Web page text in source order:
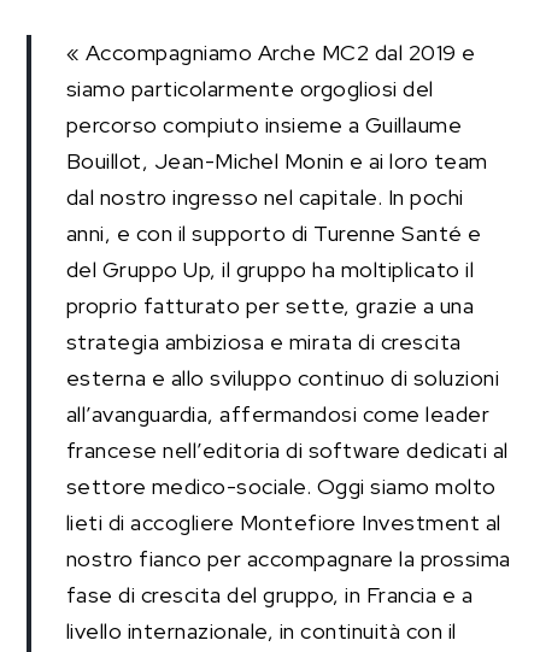
« Accompagniamo Arche MC2 dal 2019 e
siamo particolarmente orgogliosi del
percorso compiuto insieme a Guillaume
Bouillot, Jean-Michel Monin e ai loro team
dal nostro ingresso nel capitale. In pochi
anni, e con il supporto di Turenne Santé e
del Gruppo Up, il gruppo ha moltiplicato il
proprio fatturato per sette, grazie a una
strategia ambiziosa e mirata di crescita
esterna e allo sviluppo continuo di soluzioni
all’avanguardia, affermandosi come leader
francese nell’editoria di software dedicati al
settore medico-sociale. Oggi siamo molto
lieti di accogliere Montefiore Investment al
nostro fianco per accompagnare la prossima
fase di crescita del gruppo, in Francia e a
livello internazionale, in continuità con il